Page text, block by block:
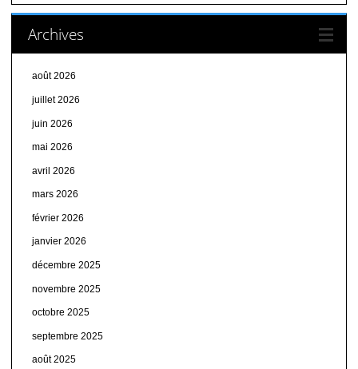
Archives
août 2026
juillet 2026
juin 2026
mai 2026
avril 2026
mars 2026
février 2026
janvier 2026
décembre 2025
novembre 2025
octobre 2025
septembre 2025
août 2025